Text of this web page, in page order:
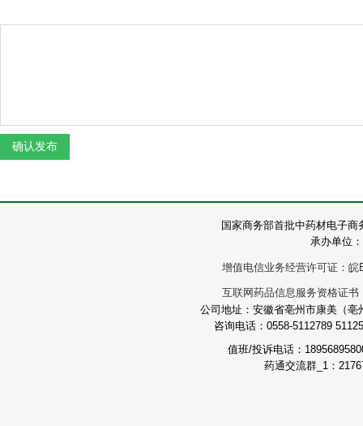
国家商务部首批中药材电子
承办单位
增值电信业务经营许可证：皖
互联网药品信息服务资格证
公司地址：安徽省亳州市康美（
咨询电话：0558-5112789
值班/投诉电话：
药通交流群_1：